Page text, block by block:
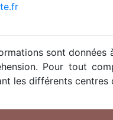
sont
Pour tout
les différents